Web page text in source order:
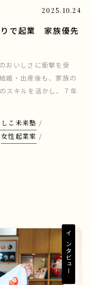
2025.10.24
りで起業 家族優先
おいしさに衝撃を受
婚・出産後も、家族の
スキルを活かし、７年
こ未来塾
女性起業家
インタビュー